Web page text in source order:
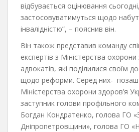
відбувається оцінювання
застосовуватимуться щодо
інвалідністю”, – пояснив він.
Він також представив команду
експертів з Міністерства охорони
адвокатів, які поділилися своїм
щодо реформи. Серед них-
Міністерства охорони здоров’я
заступник голови профільного
Богдан Кондратенко, голова ГО
Дніпропетровщини», голова ГО